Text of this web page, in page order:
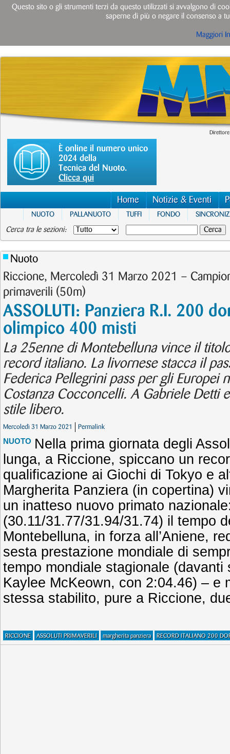
È online il numero unico
2024 della
Tecnica del Nuoto.
Clicca qui
Home Notizie & Eventi
NUOTO PALLANUOTO TUFFI FONDO
Cerca tra le sezioni:
Nuoto
Riccione, Mercoledì 31 Marzo 2021 –
primaverili (50m)
ASSOLUTI: Panziera R.I. 200
olimpico 400 misti
La 25enne di Montebelluna vince il
record italiano. La livornese stacca il
Federica Pellegrini pass per gli Europei
Costanza Cocconcelli. A Gabriele Detti
stile libero.
Mercoledì 31 Marzo 2021 Permalink
NUOTO Nella prima giornata degli
lunga, a Riccione, spiccano un
qualificazione ai Giochi di Tokyo e
Margherita Panziera (in copertina)
un inatteso nuovo primato
(30.11/31.77/31.94/31.74) il tempo
Montebelluna, in forza all’Aniene,
sesta prestazione mondiale di
tempo mondiale stagionale (davanti
Kaylee McKeown, con 2:04.46) – e
stessa stabilito, pure a Riccione,
RICCIONE ASSOLUTI PRIMAVERILI margherita panziera RECORD ITALIANO 200
Questo sito o gli strumenti terzi da questo utilizzati si avvalgono di
saperne di più o negare il consenso a
Maggiori